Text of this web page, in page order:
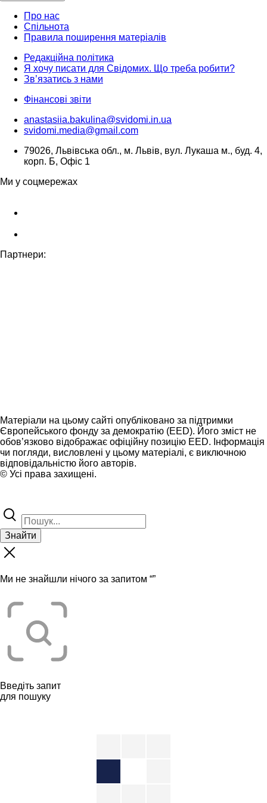
Про нас
Спільнота
Правила поширення матеріалів
Редакційна політика
Я хочу писати для Свідомих. Що треба робити?
Зв’язатись з нами
Фінансові звіти
anastasiia.bakulina@svidomi.in.ua
svidomi.media@gmail.com
79026, Львівська обл., м. Львів, вул. Лукаша м., буд. 4,
корп. Б, Офіс 1
Ми у соцмережах
Партнери:
Матеріали на цьому сайті опубліковано за підтримки
Європейського фонду за демократію (EED). Його зміст не
обов’язково відображає офіційну позицію EED. Інформація
чи погляди, висловлені у цьому матеріалі, є виключною
відповідальністю його авторів.
© Усі права захищені.
Знайти
Ми не знайшли нічого за запитом “”
Введіть запит
для пошуку